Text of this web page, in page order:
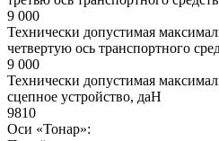
9 000
Технически допустимая
четвертую ось транспортного
9 000
Технически допустимая
сцепное устройство, даН
9810
Оси «Тонар»: